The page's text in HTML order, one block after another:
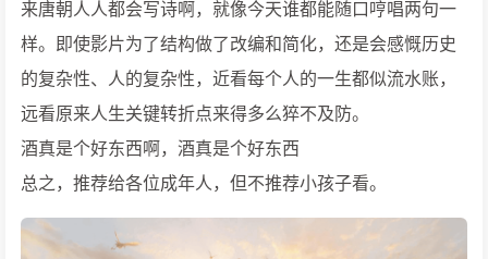
来唐朝人人都会写诗啊，就像今天谁都能随口哼唱两句一
样。即使影片为了结构做了改编和简化，还是会感慨历史
的复杂性、人的复杂性，近看每个人的一生都似流水账，
远看原来人生关键转折点来得多么猝不及防。
酒真是个好东西啊，酒真是个好东西
总之，推荐给各位成年人，但不推荐小孩子看。